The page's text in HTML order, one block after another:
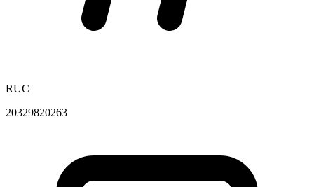
RUC
20329820263